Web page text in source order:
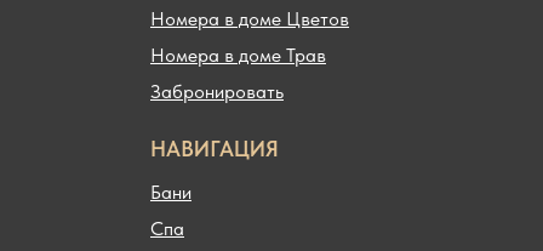
НАВИГАЦИЯ
Бани
Спа
Номера в доме Трав
Номера в доме Цветов
Забронировать